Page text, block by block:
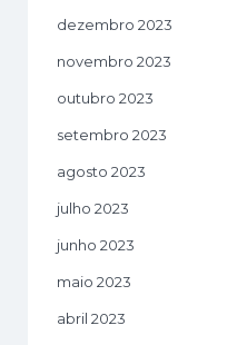
dezembro 2023
novembro 2023
outubro 2023
setembro 2023
agosto 2023
julho 2023
junho 2023
maio 2023
abril 2023